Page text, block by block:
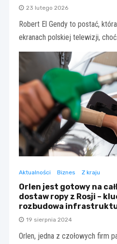
23 lutego 2026
Robert El Gendy to postać,
ekranach polskiej telewizji,
Aktualności Biznes Z kraju
Orlen jest gotowy na
dostaw ropy z Rosji –
rozbudowa
19 sierpnia 2024
Orlen, jedna z czołowych firm